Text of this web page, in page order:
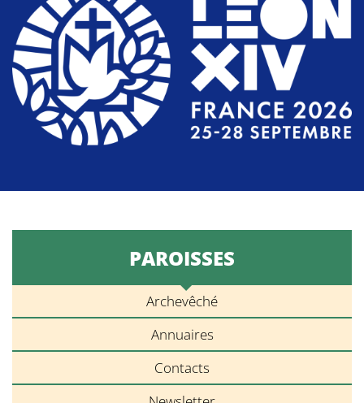
PAROISSES
Archevêché
Annuaires
Contacts